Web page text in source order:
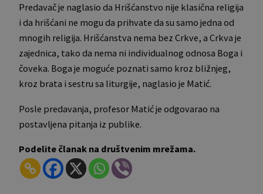
Predavač je naglasio da Hrišćanstvo nije klasična religija
i da hrišćani ne mogu da prihvate da su samo jedna od
mnogih religija. Hrišćanstva nema bez Crkve, a Crkva je
zajednica, tako da nema ni individualnog odnosa Boga i
čoveka. Boga je moguće poznati samo kroz bližnjeg,
kroz brata i sestru sa liturgije, naglasio je Matić.
Posle predavanja, profesor Matić je odgovarao na
postavljena pitanja iz publike.
Podelite članak na društvenim mrežama.